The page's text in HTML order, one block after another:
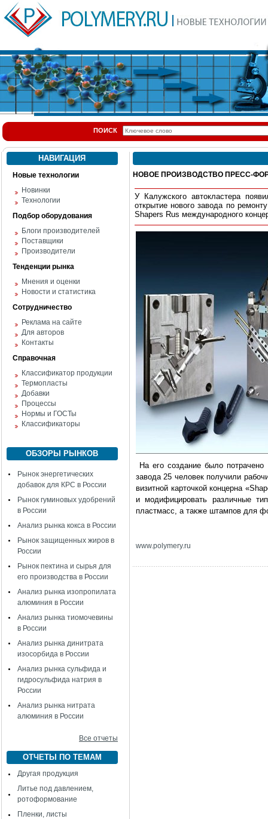
ПОИСК
НАВИГАЦИЯ
Новые технологии
Новинки
Технологии
Подбор оборудования
Блоги производителей
Поставщики
Производители
Тенденции рынка
Мнения и оценки
Новости и статистика
Сотрудничество
Реклама на сайте
Для авторов
Контакты
Справочная
Классификатор продукции
Термопласты
Добавки
Процессы
Нормы и ГОСТы
Классификаторы
ОБЗОРЫ РЫНКОВ
Рынок энергетических
добавок для КРС в России
Рынок гуминовых удобрений
в России
Анализ рынка кокса в России
Рынок защищенных жиров в
России
Рынок пектина и сырья для
его производства в России
Анализ рынка изопропилата
алюминия в России
Анализ рынка тиомочевины
в России
Анализ рынка динитрата
изосорбида в России
Анализ рынка сульфида и
гидросульфида натрия в
России
Анализ рынка нитрата
алюминия в России
Все отчеты
ОТЧЕТЫ ПО ТЕМАМ
Другая продукция
Литье под давлением,
ротоформование
Пленки, листы
НОВОЕ ПРОИЗВОДСТВО ПРЕСС-
У Калужского автокластера
открытие нового завода по
Shapers Rus международного
На его создание было
завода 25 человек получили
визитной карточкой концерна
и модифицировать различные
пластмасс, а также штампов для
www.polymery.ru